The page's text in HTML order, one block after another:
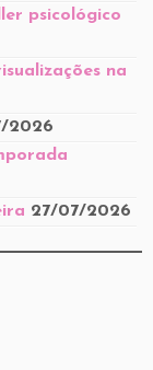
psicológico
na
2026
27/07/2026